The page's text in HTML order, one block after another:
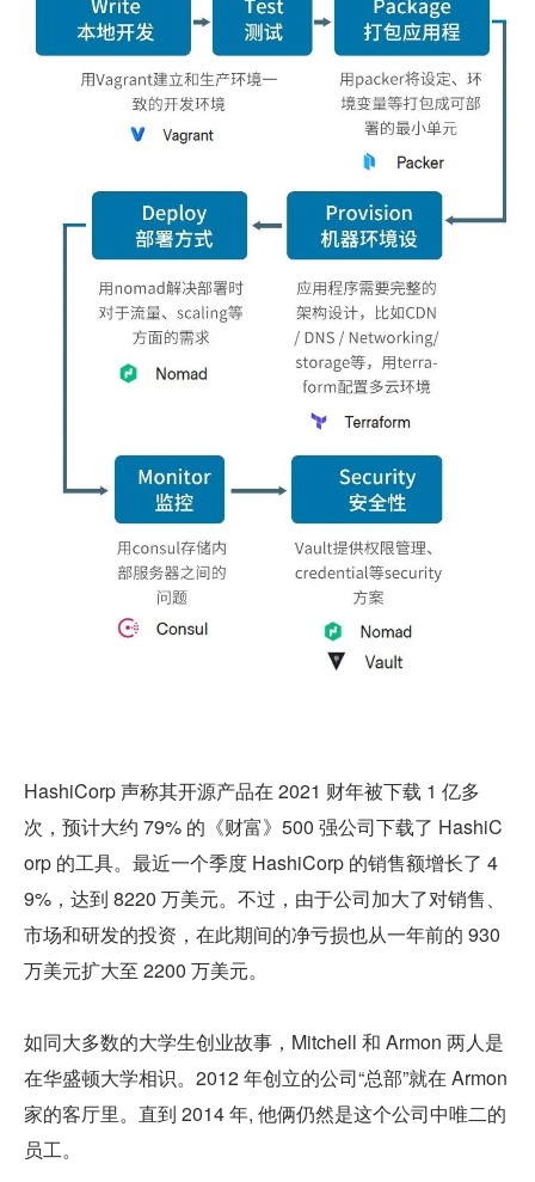
HashiCorp 声称其开源产品在 2021 财年被下载 1 亿多
次，预计大约 79% 的《财富》500 强公司下载了 HashiC
orp 的工具。最近一个季度 HashiCorp 的销售额增长了 4
9%，达到 8220 万美元。不过，由于公司加大了对销售、
市场和研发的投资，在此期间的净亏损也从一年前的 930
万美元扩大至 2200 万美元。
如同大多数的大学生创业故事，Mitchell 和 Armon 两人是
在华盛顿大学相识。2012 年创立的公司“总部”就在 Armon
家的客厅里。直到 2014 年, 他俩仍然是这个公司中唯二的
员工。